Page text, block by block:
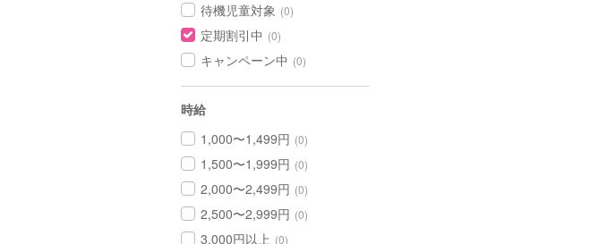
待機児童対象 (0)
定期割引中 (0)
キャンペーン中 (0)
時給
1,000〜1,499円 (0)
1,500〜1,999円 (0)
2,000〜2,499円 (0)
2,500〜2,999円 (0)
3,000円以上 (0)